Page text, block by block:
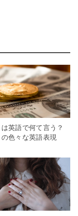
は英語で何て言う？
の色々な英語表現